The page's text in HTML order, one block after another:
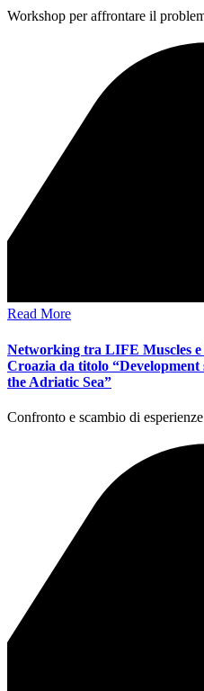
Workshop per affrontare il
Read More
Networking tra LIFE Muscles
Croazia da titolo
the Adriatic Sea”
Confronto e scambio di